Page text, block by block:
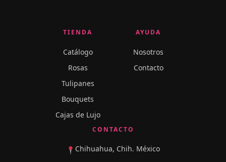
TIENDA
Catálogo
Rosas
Tulipanes
Bouquets
Cajas de Lujo
AYUDA
Nosotros
Contacto
CONTACTO
Chihuahua, Chih. México